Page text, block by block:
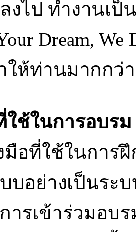
งไป ทำงานเ
Dream,
ให้ท่านมากกว่
ใช้ในการอบรม
ที่ใช้ในการฝึ
บอย่างเป็นระ
ารเข้าร่วมอบ